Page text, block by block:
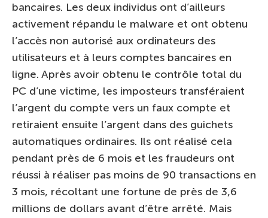
bancaires. Les deux individus ont d’ailleurs
activement répandu le malware et ont obtenu
l’accès non autorisé aux ordinateurs des
utilisateurs et à leurs comptes bancaires en
ligne. Après avoir obtenu le contrôle total du
PC d’une victime, les imposteurs transféraient
l’argent du compte vers un faux compte et
retiraient ensuite l’argent dans des guichets
automatiques ordinaires. Ils ont réalisé cela
pendant près de 6 mois et les fraudeurs ont
réussi à réaliser pas moins de 90 transactions en
3 mois, récoltant une fortune de près de 3,6
millions de dollars avant d’être arrêté. Mais